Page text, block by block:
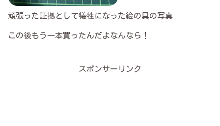
頑張った証拠として犠牲になった絵の具の写真
この後もう一本買ったんだよなんなら！
スポンサーリンク